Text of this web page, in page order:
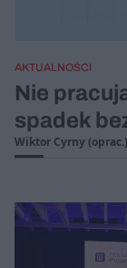
AKTUALNOŚCI
Nie
spadek
Wiktor Cyrny (oprac.)